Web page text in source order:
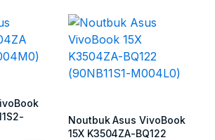
Noutbuk Asus VivoBook
15X K3504ZA-BQ122